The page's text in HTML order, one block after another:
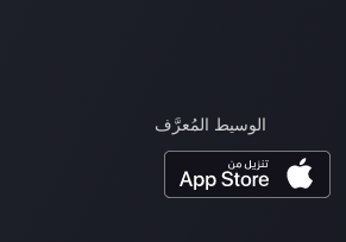
الوسيط المُعرَّف